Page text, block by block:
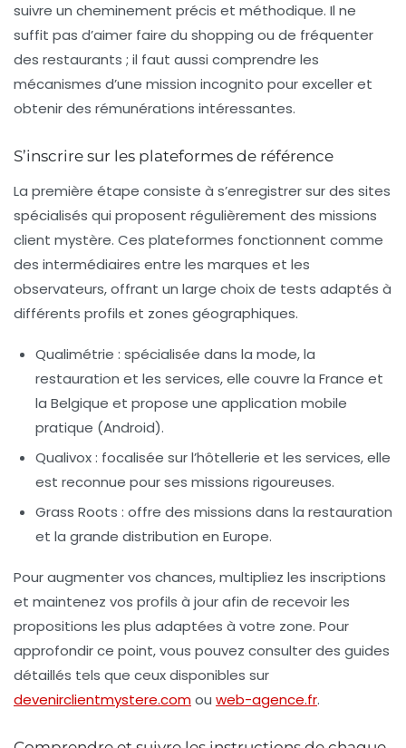
suivre un cheminement précis et méthodique. Il ne
suffit pas d’aimer faire du shopping ou de fréquenter
des restaurants ; il faut aussi comprendre les
mécanismes d’une mission incognito pour exceller et
obtenir des rémunérations intéressantes.
S’inscrire sur les plateformes de référence
La première étape consiste à s’enregistrer sur des sites
spécialisés qui proposent régulièrement des missions
client mystère. Ces plateformes fonctionnent comme
des intermédiaires entre les marques et les
observateurs, offrant un large choix de tests adaptés à
différents profils et zones géographiques.
Qualimétrie : spécialisée dans la mode, la
restauration et les services, elle couvre la France et
la Belgique et propose une application mobile
pratique (Android).
Qualivox: focalisée sur l’hôtellerie et les services, elle
est reconnue pour ses missions rigoureuses.
Grass Roots : offre des missions dans la restauration
et la grande distribution en Europe.
Pour augmenter vos chances, multipliez les inscriptions
et maintenez vos profils à jour afin de recevoir les
propositions les plus adaptées à votre zone. Pour
approfondir ce point, vous pouvez consulter des guides
détaillés tels que ceux disponibles sur
devenirclientmystere.comou web-agence.fr.